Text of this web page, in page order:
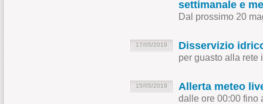
settimanale e
Dal prossimo 20
17/05/2019 Disservizio
per guasto alla rete
15/05/2019 Allerta meteo
dalle ore 00:00 fino